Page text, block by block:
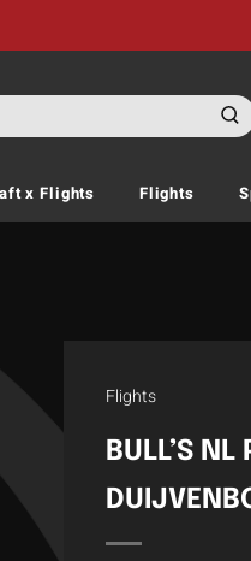
x Flights Flights
Flights
BULL’S NL